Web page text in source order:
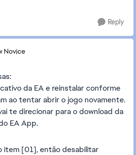
Reply
Novice
da EA e reinstalar conforme
ao tentar abrir o jogo novamente.
te direcionar para o download da
EA App.
item [01], então desabilitar